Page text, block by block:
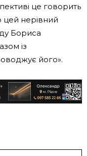
це говорить
нерівний
Бориса
із
його».